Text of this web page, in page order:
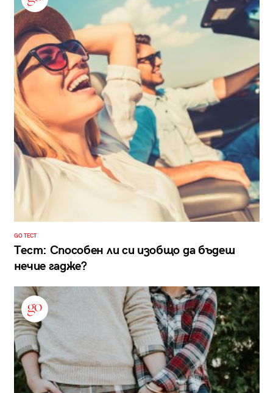
GO ТЕСТ
Тест: Способен ли си изобщо да бъдеш
нечие гадже?